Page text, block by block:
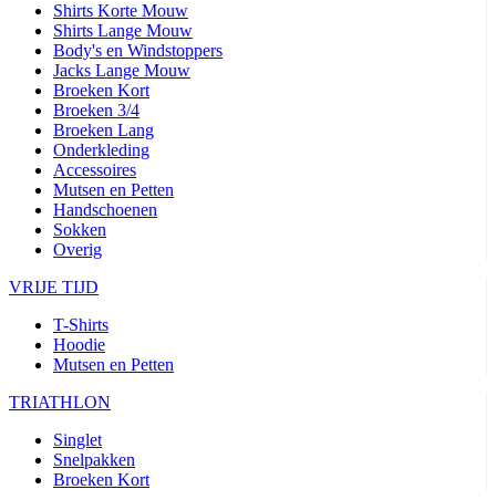
Shirts Korte Mouw
Shirts Lange Mouw
Body's en Windstoppers
Jacks Lange Mouw
Broeken Kort
Broeken 3/4
Broeken Lang
Onderkleding
Accessoires
Mutsen en Petten
Handschoenen
Sokken
Overig
VRIJE TIJD
T-Shirts
Hoodie
Mutsen en Petten
TRIATHLON
Singlet
Snelpakken
Broeken Kort